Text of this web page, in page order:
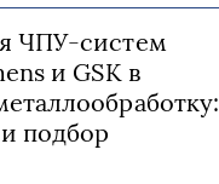
ЧПУ-систем
и GSK в
подбор